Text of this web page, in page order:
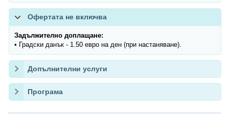
Офертата не включва
Задължително доплащане:
• Градски данък - 1.50 евро на ден (при настаняване).
Допълнителни услуги
Програма